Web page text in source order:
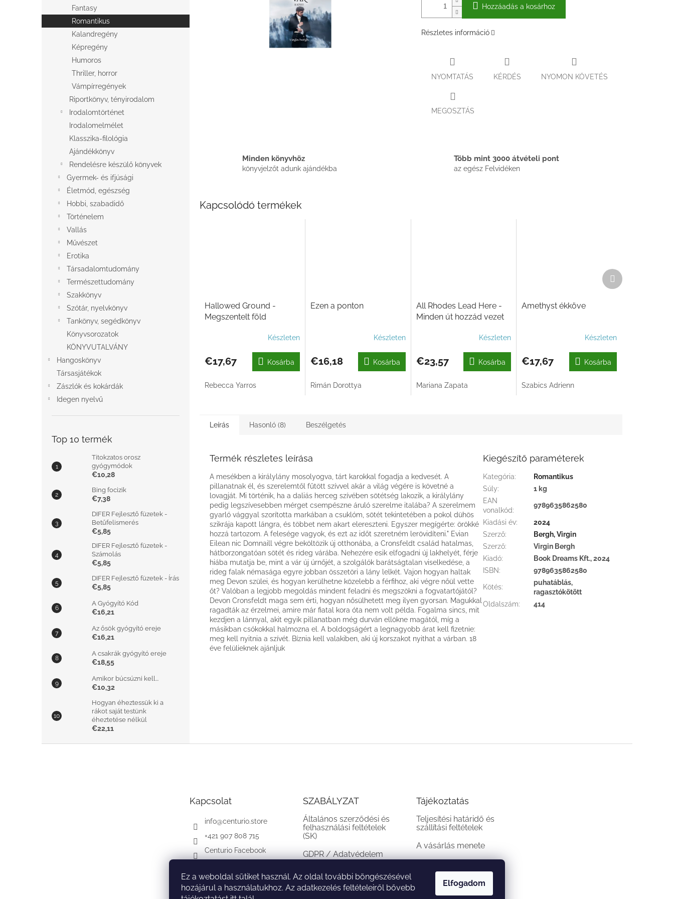
Ez a weboldal sütiket használ. Az oldal további böngészésével
hozájárul a használatukhoz. Az adatkezelés feltételeiről bővebb
Elfogadom
Fantasy
Romantikus
Kalandregény
Képregény
Humoros
Thriller, horror
Vámpírregények
Riportkönyv, tényirodalom
Irodalomtörténet
Irodalomelmélet
Klasszika-filológia
Ajándékkönyv
Rendelésre készülő könyvek
Gyermek- és ifjúsági
Életmód, egészség
Hobbi, szabadidő
Történelem
Vallás
Művészet
Erotika
Társadalomtudomány
Természettudomány
Szakkönyv
Szótár, nyelvkönyv
Tankönyv, segédkönyv
Könyvsorozatok
KÖNYVUTALVÁNY
Hangoskönyv
Társasjátékok
Zászlók és kokárdák
Idegen nyelvű
Top 10 termék
Titokzatos orosz
gyógymódok
€10,28
Bing focizik
€7,38
DIFER Fejlesztő füzetek -
Betűfelismerés
€5,85
DIFER Fejlesztő füzetek -
Számolás
€5,85
DIFER Fejlesztő füzetek - Írás
€5,85
A Gyógyító Kód
€16,21
Az ősök gyógyító ereje
€16,21
A csakrák gyógyító ereje
€18,55
Amikor búcsúzni kell...
€10,32
Hogyan éheztessük ki a
rákot saját testünk
éheztetése nélkül
€22,11
Hozzáadás a kosárhoz
Részletes információ
NYOMTATÁS KÉRDÉS NYOMON KÖVETÉS
MEGOSZTÁS
Minden könyvhöz
könyvjelzőt adunk ajándékba
Több mint 3000 átvételi pont
az egész Felvidéken
Kapcsolódó termékek
Hallowed Ground -
Megszentelt föld
Készleten
€17,67 Kosárba
Rebecca Yarros
Ezen a ponton
Készleten
€16,18 Kosárba
Rimán Dorottya
All Rhodes Lead Here -
Minden út hozzád vezet
Készleten
€23,57 Kosárba
Mariana Zapata
Amethyst ékköve
Készleten
€17,67 Kosárba
Szabics Adrienn
Következő
termék
Leírás Hasonló (8) Beszélgetés
Termék részletes leírása
A mesékben a királylány mosolyogva, tárt karokkal fogadja a kedvesét. A
pillanatnak él, és szerelemtől fűtött szívvel akár a világ végére is követné a
lovagját. Mi történik, ha a daliás herceg szívében sötétség lakozik, a királylány
pedig legszívesebben mérget csempészne áruló szerelme italába? A szerelmem
gyarló vággyal szorította markában a csuklóm, sötét tekintetében a pokol dühös
szikrája kapott lángra, és többet nem akart elereszteni. Egyszer megígérte: örökké
hozzá tartozom. A felesége vagyok, és ezt az időt szeretném lerövidíteni." Evian
Eilean nic Domnaill végre beköltözik új otthonába, a Cronsfeldt család hatalmas,
hátborzongatóan sötét és rideg várába. Nehezére esik elfogadni új lakhelyét, férje
hiába mutatja be, mint a vár új úrnőjét, a szolgálók barátságtalan viselkedése, a
rideg falak némasága egyre jobban összetöri a lány lelkét. Vajon hogyan haltak
meg Devon szülei, és hogyan kerülhetne közelebb a férfihoz, aki végre nőül vette
őt? Valóban a legjobb megoldás mindent feladni és megszökni a fogvatartójától?
Devon Cronsfeldt maga sem érti, hogyan nősülhetett meg ilyen gyorsan. Magukkal
ragadták az érzelmei, amire már fiatal kora óta nem volt példa. Fogalma sincs, mit
kezdjen a lánnyal, akit egyik pillanatban még durván ellökne magától, míg a
másikban csókokkal halmozna el. A boldogságért a legnagyobb árat kell fizetnie:
meg kell nyitnia a szívét. Bíznia kell valakiben, aki új korszakot nyithat a várban. 18
éve felülieknek ajánljuk
Kiegészítő paraméterek
Kategória:
Romantikus
Súly:
1 kg
EAN
vonalkód:
9789635862580
Kiadási év:
2024
Szerző:
Bergh, Virgin
Szerző:
Virgin Bergh
Kiadó:
Book Dreams Kft., 2024
ISBN: 9789635862580
Kötés:
puhatáblás,
ragasztókötött
Oldalszám: 414
Kapcsolat
info@centurio.store
+421 907 808 715
Centurio Facebook
SZABÁLYZAT
Általános szerződési és
felhasználási feltételek
(SK)
GDPR / Adatvédelem
(SK)
Reklamációs feltételek
(SK)
Tájékoztatás
Teljesítési határidő és
szállítási feltételek
A vásárlás menete